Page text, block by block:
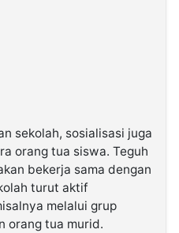
sekolah, sosialisasi juga
orang tua siswa. Teguh
bekerja sama dengan
turut aktif
melalui grup
orang tua murid.